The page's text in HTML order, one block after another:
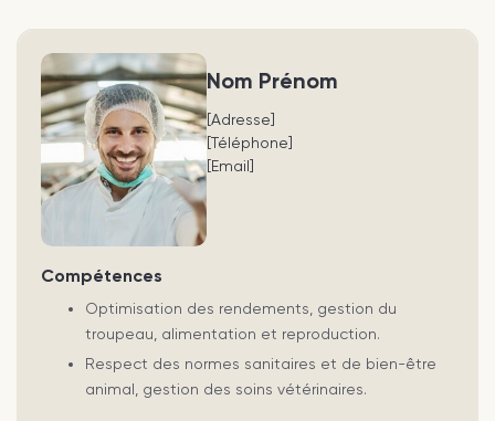
Nom Prénom
[Adresse]
[Téléphone]
[Email]
Compétences
Optimisation des rendements, gestion du
troupeau, alimentation et reproduction.
Respect des normes sanitaires et de bien-être
animal, gestion des soins vétérinaires.